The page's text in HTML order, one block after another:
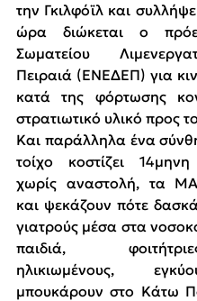
την Γκιλφόϊλ και
ώρα διώκεται ο
Σωματείου
Πειραιά (ΕΝΕΔΕΠ) για
κατά της φόρτωσης
στρατιωτικό υλικό προς
Και παράλληλα ένα
τοίχο κοστίζει
χωρίς αναστολή, τα
και ψεκάζουν πότε
γιατρούς μέσα στα
παιδιά, φοιτήτριες/
ηλικιωμένους,
μπουκάρουν στο Κάτω